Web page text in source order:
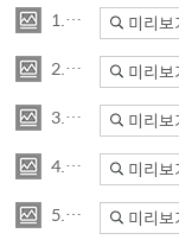
1.jpg 미리보
2.jpg 미리보
3.jpg 미리보
4.jpg 미리보
5.jpg 미리보